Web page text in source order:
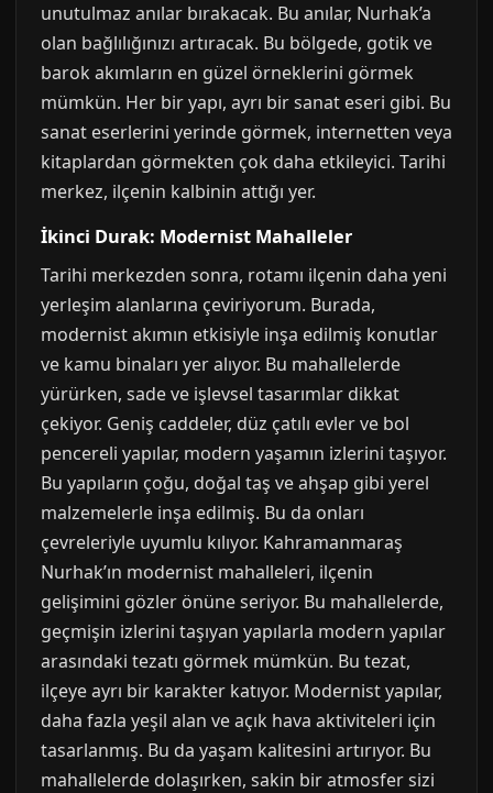
unutulmaz anılar bırakacak. Bu anılar, Nurhak’a
olan bağlılığınızı artıracak. Bu bölgede, gotik ve
barok akımların en güzel örneklerini görmek
mümkün. Her bir yapı, ayrı bir sanat eseri gibi. Bu
sanat eserlerini yerinde görmek, internetten veya
kitaplardan görmekten çok daha etkileyici. Tarihi
merkez, ilçenin kalbinin attığı yer.
İkinci Durak: Modernist Mahalleler
Tarihi merkezden sonra, rotamı ilçenin daha yeni
yerleşim alanlarına çeviriyorum. Burada,
modernist akımın etkisiyle inşa edilmiş konutlar
ve kamu binaları yer alıyor. Bu mahallelerde
yürürken, sade ve işlevsel tasarımlar dikkat
çekiyor. Geniş caddeler, düz çatılı evler ve bol
pencereli yapılar, modern yaşamın izlerini taşıyor.
Bu yapıların çoğu, doğal taş ve ahşap gibi yerel
malzemelerle inşa edilmiş. Bu da onları
çevreleriyle uyumlu kılıyor. Kahramanmaraş
Nurhak’ın modernist mahalleleri, ilçenin
gelişimini gözler önüne seriyor. Bu mahallelerde,
geçmişin izlerini taşıyan yapılarla modern yapılar
arasındaki tezatı görmek mümkün. Bu tezat,
ilçeye ayrı bir karakter katıyor. Modernist yapılar,
daha fazla yeşil alan ve açık hava aktiviteleri için
tasarlanmış. Bu da yaşam kalitesini artırıyor. Bu
mahallelerde dolaşırken, sakin bir atmosfer sizi